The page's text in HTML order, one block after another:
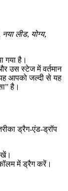
नया लीड, योग्य,
गया है।
उस स्टेज में वर्तमान
आपको जल्दी से यह
है।
ड्रैग-एंड-ड्रॉप
में ड्रैग करें।